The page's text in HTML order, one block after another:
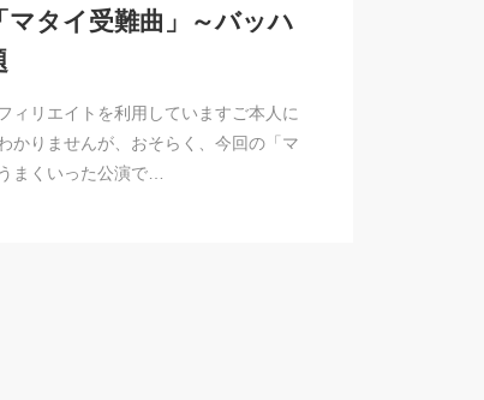
マタイ受難曲」～バッハ
ィリエイトを利用していますご本人に
かりませんが、おそらく、今回の「マ
まくいった公演で…